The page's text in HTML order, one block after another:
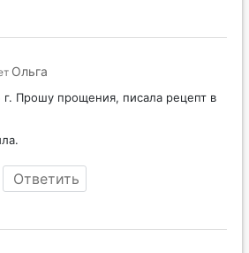
Ольга
Прошу прощения, писала рецепт в
Ответить